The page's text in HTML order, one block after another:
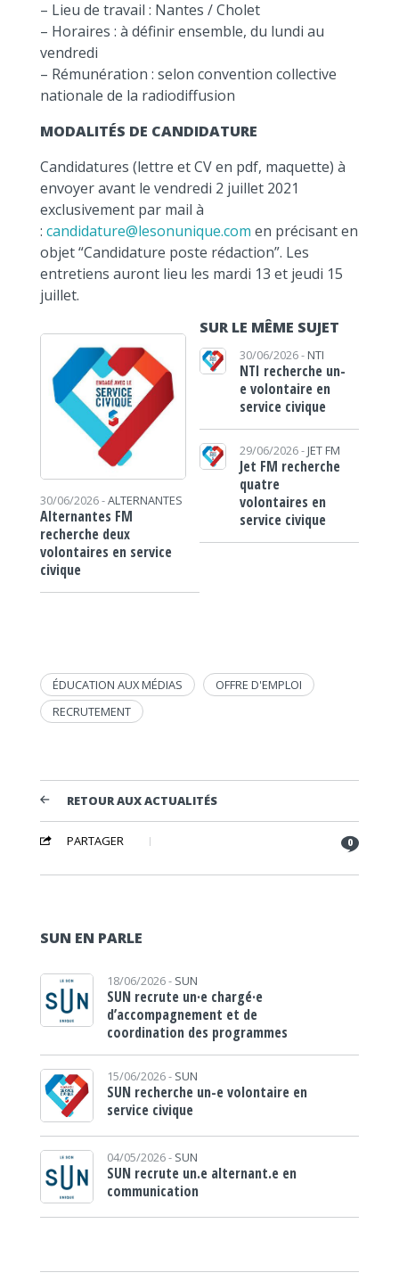
– Lieu de travail : Nantes / Cholet
– Horaires : à définir ensemble, du lundi au
vendredi
– Rémunération : selon convention collective
nationale de la radiodiffusion
MODALITÉS DE CANDIDATURE
Candidatures (lettre et CV en pdf, maquette) à
envoyer avant le vendredi 2 juillet 2021
exclusivement par mail à
: candidature@lesonunique.com en précisant en
objet “Candidature poste rédaction”. Les
entretiens auront lieu les mardi 13 et jeudi 15
juillet.
SUR LE MÊME SUJET
30/06/2026 -ALTERNANTES
Alternantes FM
recherche deux
volontaires en service
civique
30/06/2026 - NTI
NTI recherche un-
e volontaire en
service civique
29/06/2026 - JET FM
Jet FM recherche
quatre
volontaires en
service civique
ÉDUCATION AUX MÉDIAS
OFFRE D'EMPLOI
RECRUTEMENT
RETOUR AUX ACTUALITÉS
PARTAGER 0
SUN EN PARLE
18/06/2026 - SUN
SUN recrute un·e chargé·e
d’accompagnement et de
coordination des programmes
15/06/2026 - SUN
SUN recherche un-e volontaire en
service civique
04/05/2026 - SUN
SUN recrute un.e alternant.e en
communication